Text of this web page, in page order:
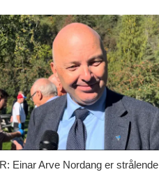
Einar Arve Nordang er strålende